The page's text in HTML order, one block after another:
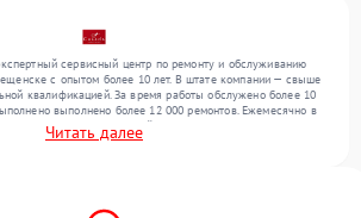
сервисный центр по ремонту и обслуживанию
с опытом более 10 лет. В штате компании — свыше
квалификацией. За время работы обслужено более 10
выполнено более 12 000 ремонтов. Ежемесячно в
более 300 обращений, включая , , . Мы работаем с
и обеспечиваем надежный результат благодаря
Читать далее